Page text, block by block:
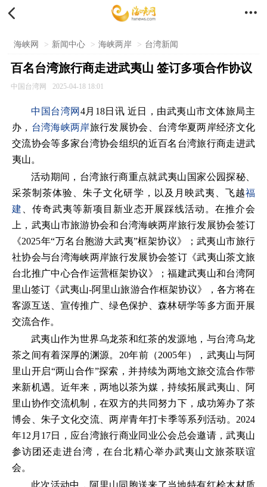
 
海峡网 > 新闻中心 > 海峡两岸 > 台湾新闻
百名台湾旅行商走进武夷山 签订多项合作协议
中国台湾网 2025-04-18 18:01
中国台湾网 4月18日讯 近日，由武夷山市文体旅局主
办， 台湾海峡两岸旅行发展协会、台湾华夏两岸经济文化
交流协会等多家台湾协会组织的近百名台湾旅行商走进武
夷山。
活动期间，台湾旅行商重点就武夷山国家公园探秘、
采茶制茶体验、朱子文化研学，以及月映武夷、飞越福
建
、传奇武夷等新项目新业态开展踩线活动。在推介会
上，武夷山市旅游协会和台湾海峡两岸旅行发展协会签订
《2025年“万名台胞游大武夷”框架协议》；武夷山市旅行
社协会与台湾海峡两岸旅行发展协会签订《武夷山茶文旅
台北推广中心合作运营框架协议》；福建武夷山和台湾阿
里山签订《武夷山-阿里山旅游合作框架协议》，各方将在
客源互送、宣传推广、绿色保护、森林研学等多方面开展
交流合作。
武夷山作为世界乌龙茶和红茶的发源地，与台湾乌龙
茶之间有着深厚的渊源。20年前（2005年），武夷山与阿
里山开启“两山合作”探索，并持续为两地文旅交流合作带
来新机遇。近年来，两地以茶为媒，持续拓展武夷山、阿
里山协作交流机制，在双方的共同努力下，成功筹办了茶
博会、朱子文化交流、两岸青年打卡季等系列活动。2024
年12月17日，应台湾旅行商业同业公会总会邀请，武夷山
参访团还走进台湾，在台北精心举办武夷山文旅茶联谊
会。
此次活动中，阿里山同胞送来了当地特有红桧木材质